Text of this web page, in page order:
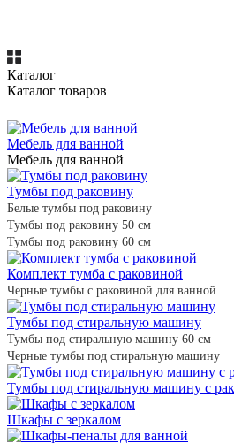
Каталог
Каталог товаров
Мебель для ванной
Мебель для ванной
Тумбы под раковину
Белые тумбы под раковину
Тумбы под раковину 50 см
Тумбы под раковину 60 см
Комплект тумба с раковиной
Черные тумбы с раковиной для ванной
Тумбы под стиральную машину
Тумбы под стиральную машину 60 см
Черные тумбы под стиральную машину
Тумбы под стиральную машину с
Шкафы с зеркалом